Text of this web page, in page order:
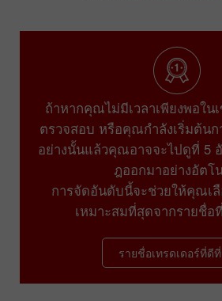
ถ้าหากคุณไม่มีเวลาเพียงพอใน
ตรวจสอบ หรือคุณกำลังเริ่มต้นก
อย่างนั้นแล้วคุณอาจจะไปดูที่ 5
ฎออกมาอย่างอัตโ
การจัดอันดับนี้จะช่วยให้คุณเลื
เหมาะสมที่สุดจากรายชื่อ
รายชื่อเทรดเดอร์ที่ดี